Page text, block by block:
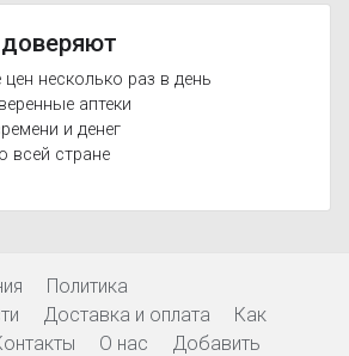
несколько раз в день
аптеки
и денег
всей стране
Политика
Доставка и оплата
Как
О нас Добавить